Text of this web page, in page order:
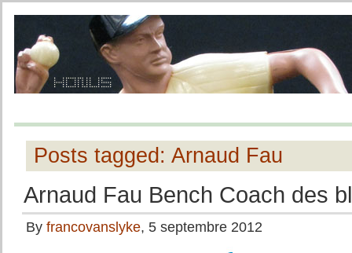
Posts tagged: Arnaud Fau
Arnaud Fau Bench Coach des
By francovanslyke, 5 septembre 2012